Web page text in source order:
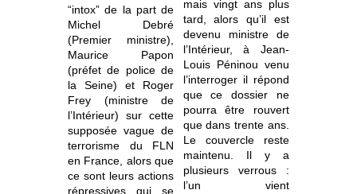
“intox” de la part de
Michel Debré
(Premier ministre),
Maurice Papon
(préfet de police de
la Seine) et Roger
Frey (ministre de
l’Intérieur) sur cette
supposée vague de
terrorisme du FLN
en France, alors que
ce sont leurs actions
répressives qui se
mais vingt ans plus
tard, alors qu’il est
devenu ministre de
l’Intérieur, à Jean-
Louis Péninou venu
l’interroger il répond
que ce dossier ne
pourra être rouvert
que dans trente ans.
Le couvercle reste
maintenu. Il y a
plusieurs verrous :
l’un vient